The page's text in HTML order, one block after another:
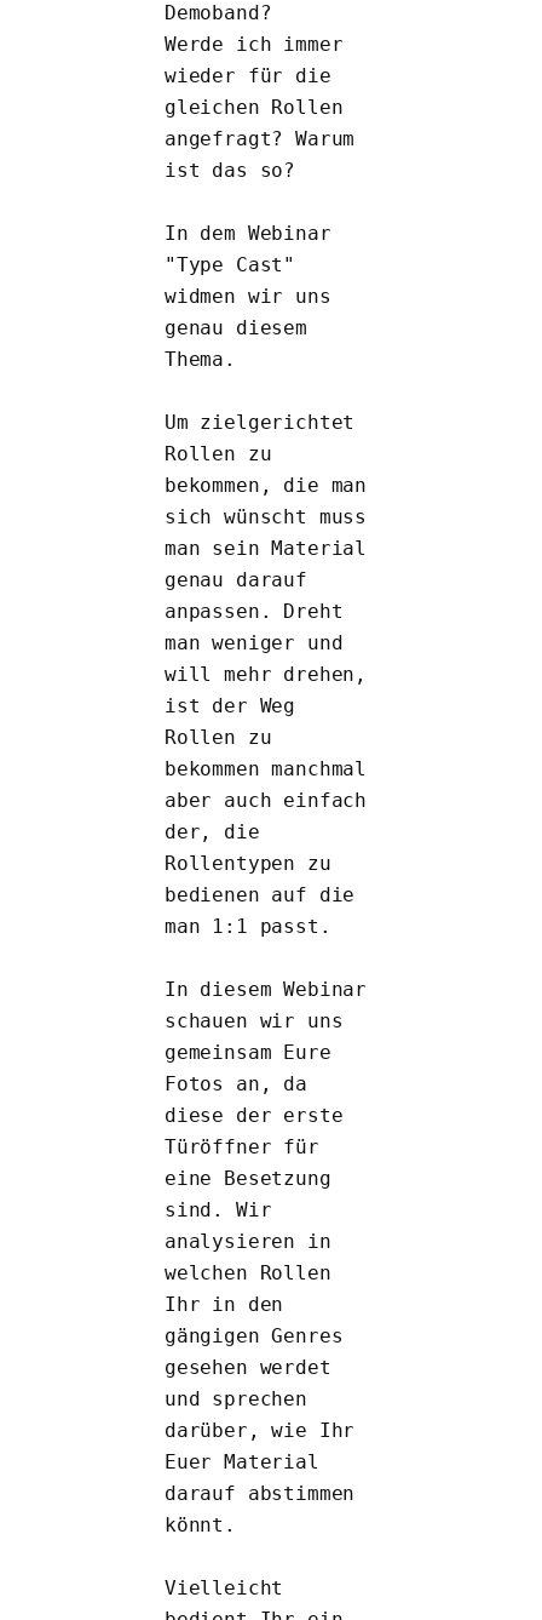
Demoband?
Werde ich immer
wieder für die
gleichen Rollen
angefragt? Warum
ist das so?
In dem Webinar
"Type Cast"
widmen wir uns
genau diesem
Thema.
Um zielgerichtet
Rollen zu
bekommen, die man
sich wünscht muss
man sein Material
genau darauf
anpassen. Dreht
man weniger und
will mehr drehen,
ist der Weg
Rollen zu
bekommen manchmal
aber auch einfach
der, die
Rollentypen zu
bedienen auf die
man 1:1 passt.
In diesem Webinar
schauen wir uns
gemeinsam Eure
Fotos an, da
diese der erste
Türöffner für
eine Besetzung
sind. Wir
analysieren in
welchen Rollen
Ihr in den
gängigen Genres
gesehen werdet
und sprechen
darüber, wie Ihr
Euer Material
darauf abstimmen
könnt.
Vielleicht